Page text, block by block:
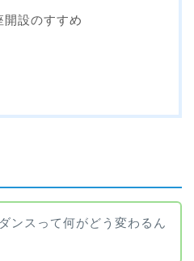
設のすすめ
ンスって何がどう変わるん